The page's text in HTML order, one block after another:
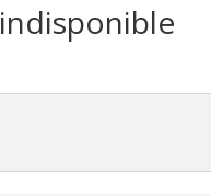
indisponible